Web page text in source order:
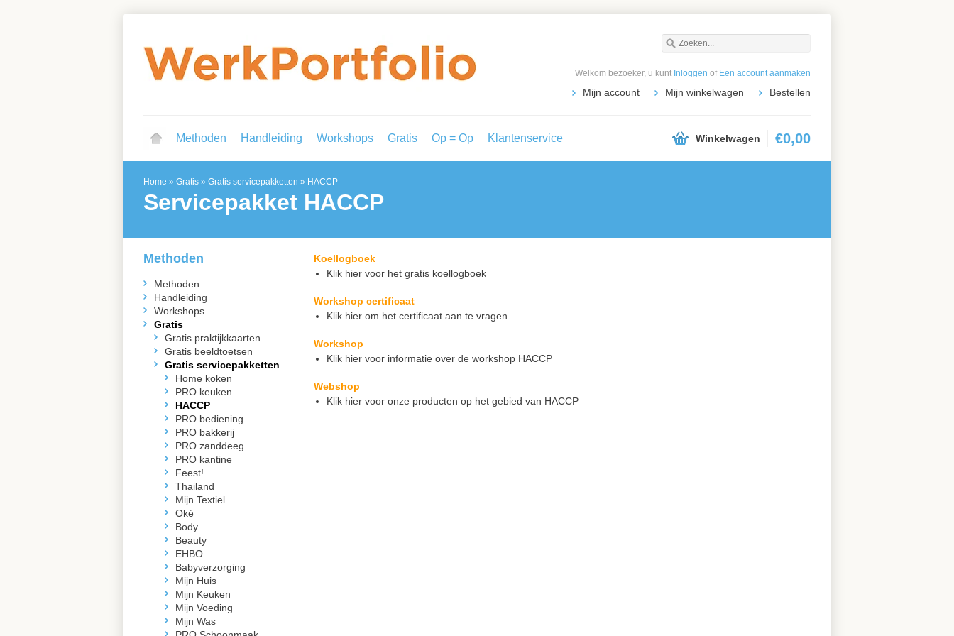
Welkom bezoeker, u kunt Inloggen of Een account aanmaken
Mijn account Mijn winkelwagen Bestellen
Methoden Handleiding Workshops Gratis Op = Op Klantenservice Winkelwagen €0,00
Home » Gratis » Gratis servicepakketten » HACCP
Servicepakket HACCP
Koellogboek
Klik hier voor het gratis koellogboek
Workshop certificaat
Klik hier om het certificaat aan te vragen
Workshop
Klik hier voor informatie over de workshop HACCP
Webshop
Klik hier voor onze producten op het gebied van HACCP
Methoden
Methoden
Handleiding
Workshops
Gratis
Gratis praktijkkaarten
Gratis beeldtoetsen
Gratis servicepakketten
Home koken
PRO keuken
HACCP
PRO bediening
PRO bakkerij
PRO zanddeeg
PRO kantine
Feest!
Thailand
Mijn Textiel
Oké
Body
Beauty
EHBO
Babyverzorging
Mijn Huis
Mijn Keuken
Mijn Voeding
Mijn Was